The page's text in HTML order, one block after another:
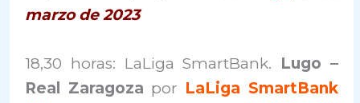
marzo de 2023
18,30 horas: LaLiga SmartBank. Lugo –
Real Zaragoza por LaLiga SmartBank